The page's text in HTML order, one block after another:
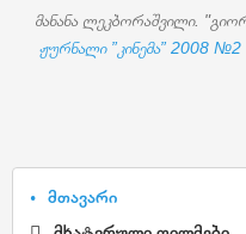
მანანა ლეკბორაშვილი.
ჟურნალი ”კინემა” 2008
მთავარი